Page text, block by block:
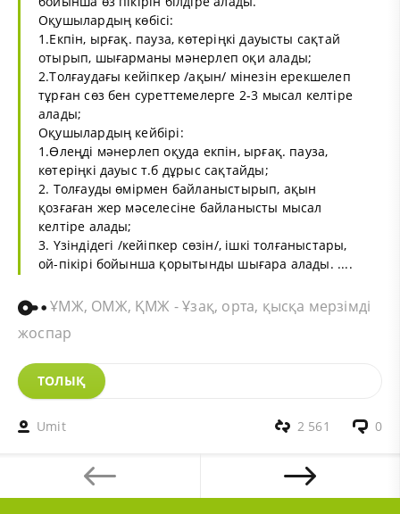
Оқушылардың көбісі:
1.Екпін, ырғақ. пауза, көтеріңкі дауысты сақтай
отырып, шығарманы мәнерлеп оқи алады;
2.Толғаудағы кейіпкер /ақын/ мінезін ерекшелеп
тұрған сөз бен суреттемелерге 2-3 мысал келтіре
алады;
Оқушылардың кейбірі:
1.Өлеңді мәнерлеп оқуда екпін, ырғақ. пауза,
көтеріңкі дауыс т.б дұрыс сақтайды;
2. Толғауды өмірмен байланыстырып, ақын
қозғаған жер мәселесіне байланысты мысал
келтіре алады;
3. Үзіндідегі /кейіпкер сөзін/, ішкі толғаныстары,
ой-пікірі бойынша қорытынды шығара алады. ....
ҰМЖ, ОМЖ, ҚМЖ - Ұзақ, орта, қысқа мерзімді
жоспар
ТОЛЫҚ
Umit 0
2 561